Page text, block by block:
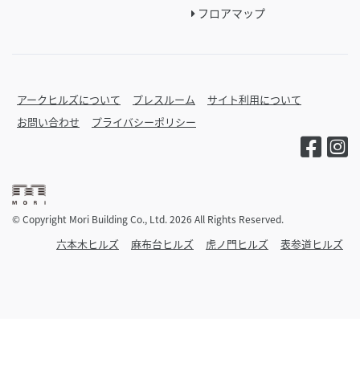
フロアマップ
アークヒルズについて プレスルーム
サイト利用について
お問い合わせ
プライバシーポリシー
© Copyright Mori Building Co., Ltd. 2026 All Rights Reserved.
六本木ヒルズ 麻布台ヒルズ 虎ノ門ヒルズ 表参道ヒルズ